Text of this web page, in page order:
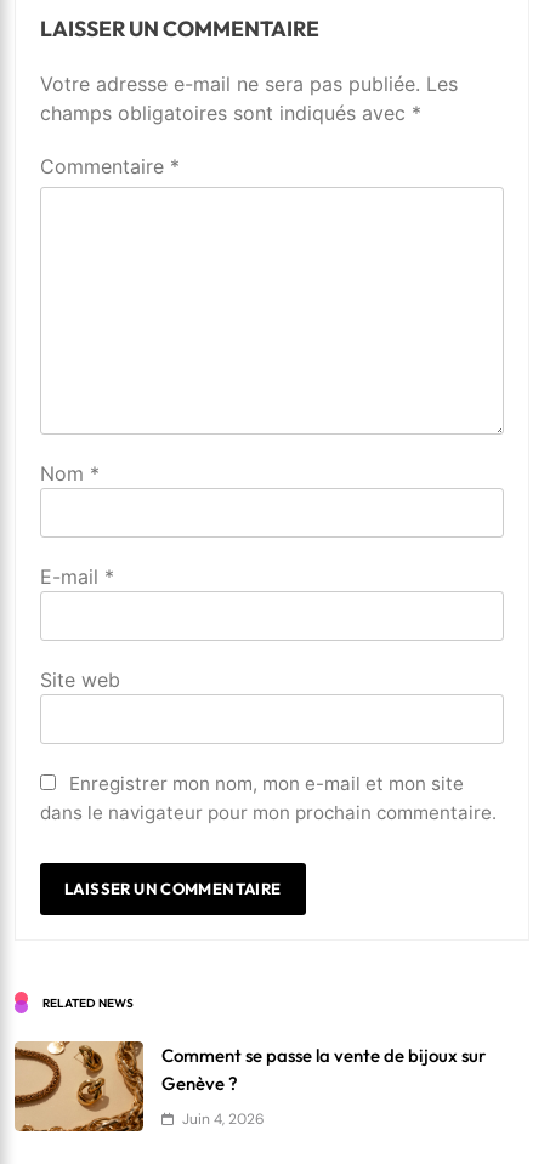
LAISSER UN COMMENTAIRE
Votre adresse e-mail ne sera pas publiée. Les
champs obligatoires sont indiqués avec *
Commentaire *
Nom *
E-mail *
Site web
Enregistrer mon nom, mon e-mail et mon site
dans le navigateur pour mon prochain commentaire.
Alternative:
RELATED NEWS
Comment se passe la vente de bijoux sur
Genève ?
Juin 4, 2026